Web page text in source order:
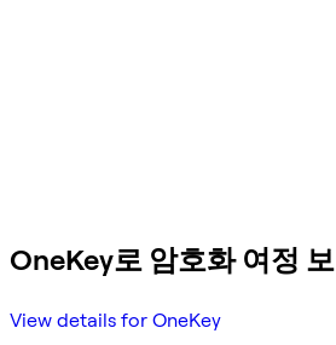
OneKey로 암호화 여정 보
View details for OneKey